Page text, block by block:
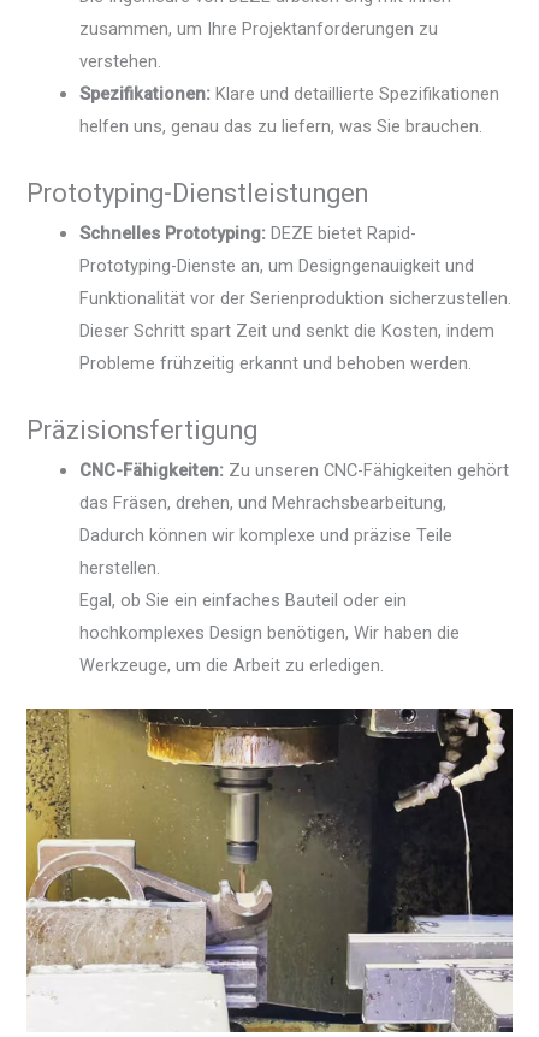
zusammen, um Ihre Projektanforderungen zu
verstehen.
Spezifikationen: Klare und detaillierte Spezifikationen
helfen uns, genau das zu liefern, was Sie brauchen.
Prototyping-Dienstleistungen
Schnelles Prototyping: DEZE bietet Rapid-
Prototyping-Dienste an, um Designgenauigkeit und
Funktionalität vor der Serienproduktion sicherzustellen.
Dieser Schritt spart Zeit und senkt die Kosten, indem
Probleme frühzeitig erkannt und behoben werden.
Präzisionsfertigung
CNC-Fähigkeiten: Zu unseren CNC-Fähigkeiten gehört
das Fräsen, drehen, und Mehrachsbearbeitung,
Dadurch können wir komplexe und präzise Teile
herstellen.
Egal, ob Sie ein einfaches Bauteil oder ein
hochkomplexes Design benötigen, Wir haben die
Werkzeuge, um die Arbeit zu erledigen.